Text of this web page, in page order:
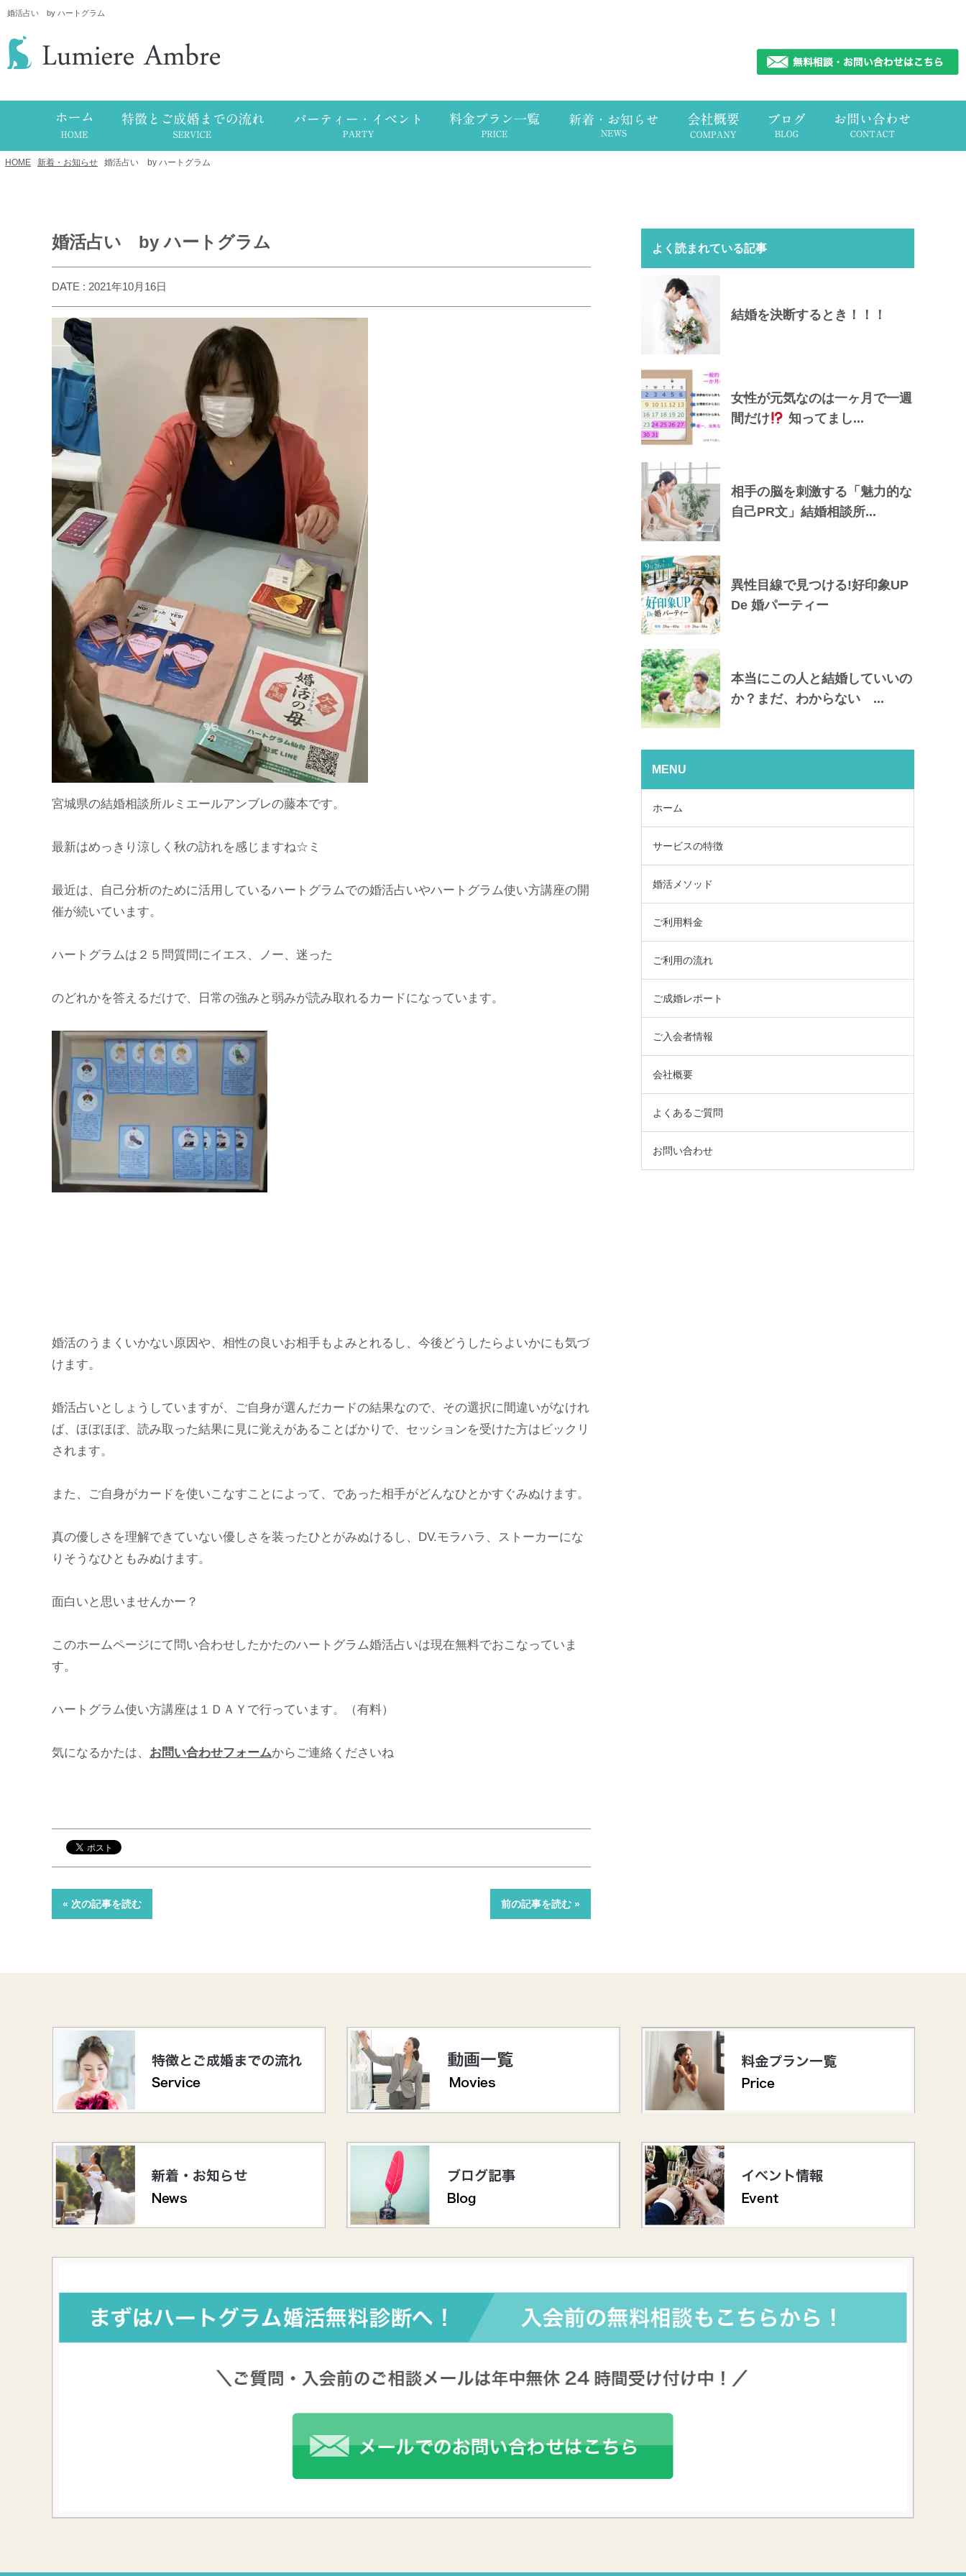
婚活占い by ハートグラム
HOME 新着・お知らせ 婚活占い by ハートグラム
婚活占い by ハートグラム
DATE : 2021年10月16日
宮城県の結婚相談所ルミエールアンブレの藤本です。
最新はめっきり涼しく秋の訪れを感じますね☆ミ
最近は、自己分析のために活用しているハートグラムでの婚活占いやハートグラム使い方講座の開
催が続いています。
ハートグラムは２５問質問にイエス、ノー、迷った
のどれかを答えるだけで、日常の強みと弱みが読み取れるカードになっています。
婚活のうまくいかない原因や、相性の良いお相手もよみとれるし、今後どうしたらよいかにも気づ
けます。
婚活占いとしょうしていますが、ご自身が選んだカードの結果なので、その選択に間違いがなけれ
ば、ほぼほぼ、読み取った結果に見に覚えがあることばかりで、セッションを受けた方はビックリ
されます。
また、ご自身がカードを使いこなすことによって、であった相手がどんなひとかすぐみぬけます。
真の優しさを理解できていない優しさを装ったひとがみぬけるし、DV.モラハラ、ストーカーにな
りそうなひともみぬけます。
面白いと思いませんかー？
このホームページにて問い合わせしたかたのハートグラム婚活占いは現在無料でおこなっていま
す。
ハートグラム使い方講座は１ＤＡＹで行っています。（有料）
気になるかたは、 お問い合わせフォームからご連絡くださいね
« 次の記事を読む 前の記事を読む »
よく読まれている記事
結婚を決断するとき！！！
女性が元気なのは一ヶ月で一週
間だけ
知ってまし...
相手の脳を刺激する「魅力的な
自己PR文」結婚相談所...
異性目線で見つける!好印象UP
De 婚パーティー
本当にこの人と結婚していいの
か？まだ、わからない ...
MENU
ホーム
サービスの特徴
婚活メソッド
ご利用料金
ご利用の流れ
ご成婚レポート
ご入会者情報
会社概要
よくあるご質問
お問い合わせ